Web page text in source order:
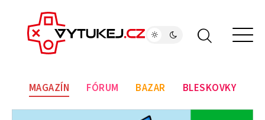
MAGAZÍN FÓRUM BAZAR BLESKOVKY